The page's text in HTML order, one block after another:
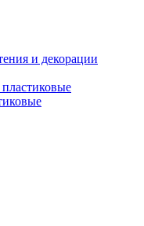
и декорации